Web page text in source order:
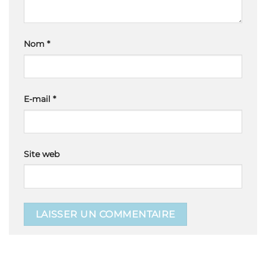
Nom *
E-mail *
Site web